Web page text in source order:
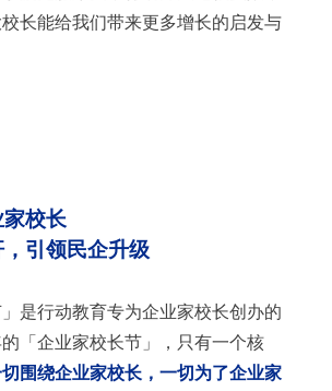
长能给我们带来更多增长的启发与
校长
引领民企升级
」是行动教育专为企业家校长创办的
「企业家校长节」，只有一个核
围绕企业家校长，一切为了企业家